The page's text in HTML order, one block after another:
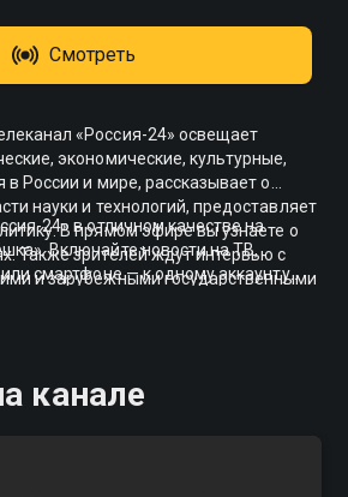
Смотреть
«Россия-24» освещает
экономические, культурные,
в России и мире, рассказывает о
науки и технологий, предоставляет
В прямом эфире вы узнаете о
Также зрителей ждут интервью с
и зарубежными государственными
документальное кино.
24» в отличном качестве на
Включайте новости на ТВ,
смартфоне — к одному аккаунту
подключить 5 устройств.
канале